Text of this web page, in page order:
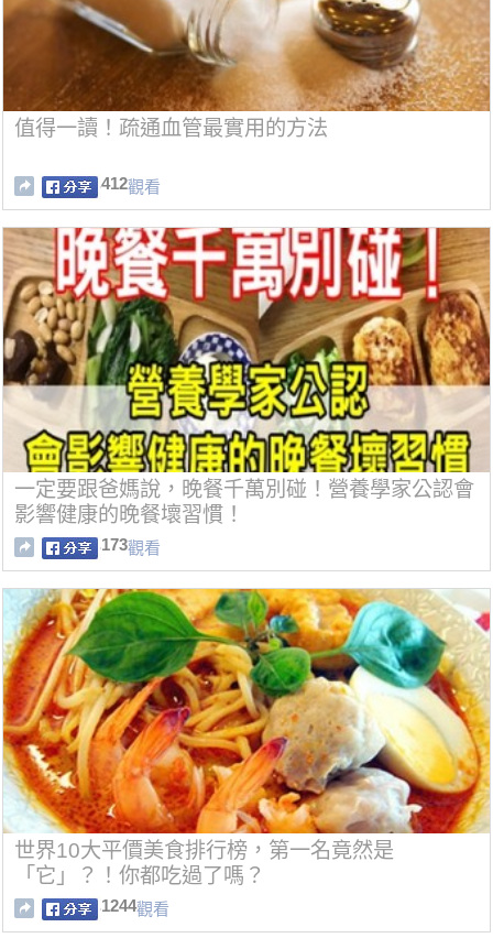
值得一讀！疏通血管最實用的方法
412觀看
一定要跟爸媽說，晚餐千萬別碰！營養學家公認會
影響健康的晚餐壞習慣！
173觀看
世界10大平價美食排行榜，第一名竟然是
「它」？！你都吃過了嗎？
1244觀看